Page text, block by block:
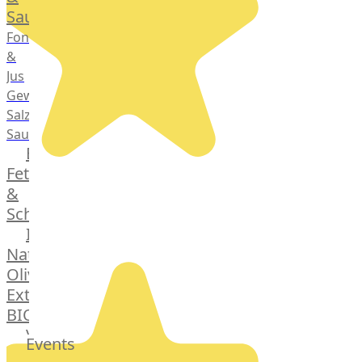
Saucen
Fonds
&
Jus
Gewürze
Salz
Saucen
Butter,
Fett
&
Schmalz
ItalianBar
Natives
Olivenöl
Extra
BIO
Veggie
Hardware
Events